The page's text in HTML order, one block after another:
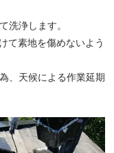
洗浄します。
て素地を傷めないよう
、天候による作業延期